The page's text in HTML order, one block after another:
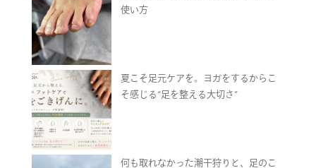
使い方
夏こそ足元ケアを。ヨガをするからこ
そ感じる“足を整える大切さ”
何も取れなかった潮干狩りと、足のこ